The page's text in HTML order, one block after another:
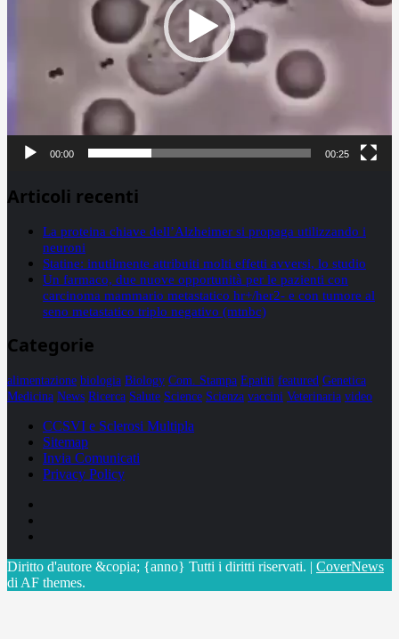
00:00 00:25
Articoli recenti
La proteina chiave dell’Alzheimer si propaga utilizzando i
neuroni
Statine: inutilmente attribuiti molti effetti avversi, lo studio
Un farmaco, due nuove opportunità per le pazienti con
carcinoma mammario metastatico hr+/her2- e con tumore al
seno metastatico triplo negativo (mtnbc)
Categorie
alimentazione biologia Biology Com. Stampa Epatiti featured Genetica
Medicina News Ricerca Salute Science Scienza vaccini Veterinaria video
CCSVI e Sclerosi Multipla
Sitemap
Invia Comunicati
Privacy Policy
Diritto d'autore &copia; {anno} Tutti i diritti riservati. | CoverNews
di AF themes.